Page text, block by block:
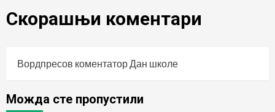
Скорашњи коментари
Вордпресов коментаторДан школе
Можда сте пропустили